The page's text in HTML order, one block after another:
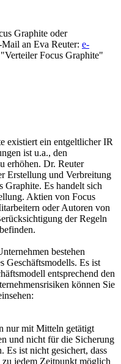
Graphite oder
an Eva Reuter: e-
Focus Graphite"
existiert ein entgeltlicher IR
ist u.a., den
erhöhen. Dr. Reuter
Erstellung und Verbreitung
Graphite. Es handelt sich
Aktien von Focus
oder Autoren von
der Regeln
bestehen
Geschäftsmodells. Es ist
entsprechend den
können Sie
nur mit Mitteln getätigt
und nicht für die Sicherung
Es ist nicht gesichert, dass
jedem Zeitpunkt möglich